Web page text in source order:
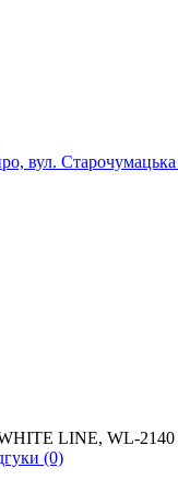
вул.
LINE, WL-2140
(0)